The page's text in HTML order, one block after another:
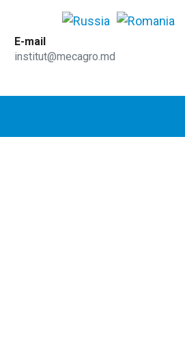
E-mail
institut@mecagro.md